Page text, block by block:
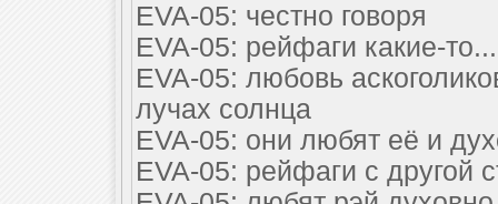
EVA-05: честно говоря
EVA-05: рейфаги какие-
EVA-05: любовь
лучах солнца
EVA-05: они любят её и
EVA-05: рейфаги с другой